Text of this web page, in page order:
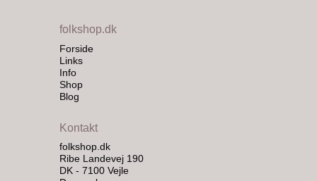
folkshop.dk
Forside
Links
Info
Shop
Blog
Kontakt
folkshop.dk
Ribe Landevej 190
DK - 7100 Vejle